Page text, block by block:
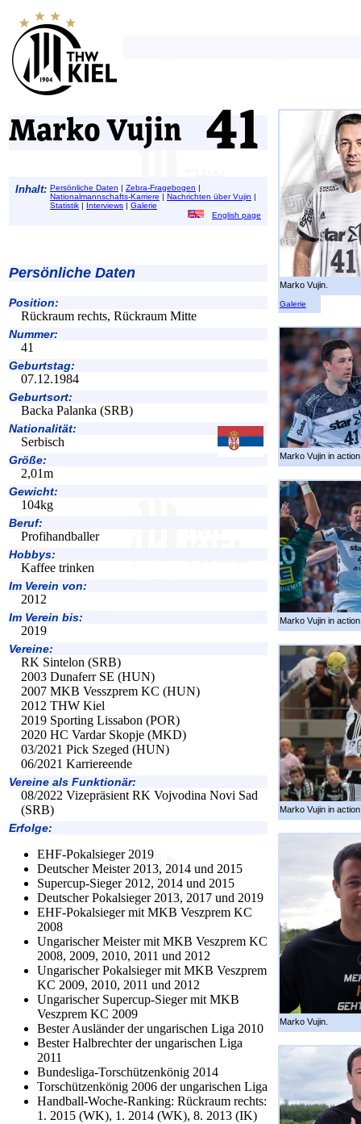
Marko Vujin
Inhalt: Persönliche Daten | Zebra-Fragebogen |
Nationalmannschafts-Karriere | Nachrichten über Vujin |
Statistik | Interviews | Galerie
English page
Persönliche Daten
Position:
Rückraum rechts, Rückraum Mitte
Nummer:
41
Geburtstag:
07.12.1984
Geburtsort:
Backa Palanka (SRB)
Nationalität:
Serbisch
Größe:
2,01m
Gewicht:
104kg
Beruf:
Profihandballer
Hobbys:
Kaffee trinken
Im Verein von:
2012
Im Verein bis:
2019
Vereine:
RK Sintelon (SRB)
2003 Dunaferr SE (HUN)
2007 MKB Vesszprem KC (HUN)
2012 THW Kiel
2019 Sporting Lissabon (POR)
2020 HC Vardar Skopje (MKD)
03/2021 Pick Szeged (HUN)
06/2021 Karriereende
Vereine als Funktionär:
08/2022 Vizepräsient RK Vojvodina Novi Sad
(SRB)
Erfolge:
EHF-Pokalsieger 2019
Deutscher Meister 2013, 2014 und 2015
Supercup-Sieger 2012, 2014 und 2015
Deutscher Pokalsieger 2013, 2017 und 2019
EHF-Pokalsieger mit MKB Veszprem KC
2008
Ungarischer Meister mit MKB Veszprem KC
2008, 2009, 2010, 2011 und 2012
Ungarischer Pokalsieger mit MKB Veszprem
KC 2009, 2010, 2011 und 2012
Ungarischer Supercup-Sieger mit MKB
Veszprem KC 2009
Bester Ausländer der ungarischen Liga 2010
Bester Halbrechter der ungarischen Liga
2011
Bundesliga-Torschützenkönig 2014
Torschützenkönig 2006 der ungarischen Liga
Handball-Woche-Ranking: Rückraum rechts:
1. 2015 (WK), 1. 2014 (WK), 8. 2013 (IK)
Marko Vujin.
Galerie
Marko Vujin in
Marko Vujin in
Marko Vujin in
Marko Vujin.